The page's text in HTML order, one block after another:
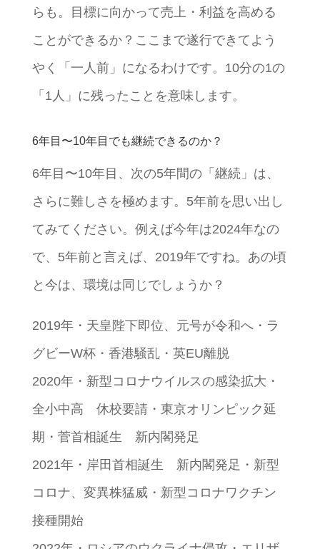
らも。目標に向かって売上・利益を高める
ことができるか？ここまで遂行できてよう
やく「一人前」になるわけです。10分の1の
「1人」に残ったことを意味します。
6年目〜10年目でも継続できるのか？
6年目〜10年目、次の5年間の「継続」は、
さらに難しさを極めます。5年前を思い出し
てみてください。例えば今年は2024年なの
で、5年前と言えば、2019年ですね。あの頃
と今は、環境は同じでしょうか？
2019年・天皇陛下即位、元号が令和へ・ラ
グビーW杯・香港騒乱・英EU離脱
2020年・新型コロナウイルスの感染拡大・
全小中高 休校要請・東京オリンピック延
期・菅首相誕生 新内閣発足
2021年・岸田首相誕生 新内閣発足・新型
コロナ、変異株猛威・新型コロナワクチン
接種開始